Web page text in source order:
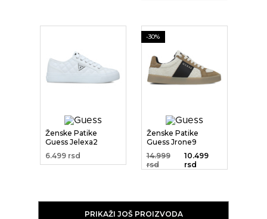
Ženske Patike
Guess Jelexa2
6.499 rsd
Ženske Patike
Guess Jrone9
14.999
rsd
10.499
rsd
-30%
PRIKAŽI JOŠ PROIZVODA